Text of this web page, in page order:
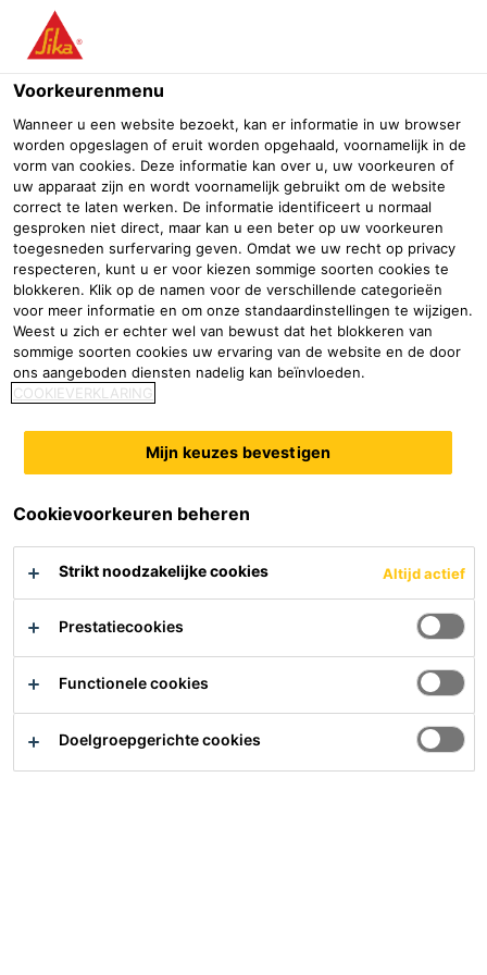
Menu
Nieuws
Failed to fetch
Contact
Meer waarde, minder impact
Over ons
Carrière
Laatste nieuws
Downloads
Voorkeurenmenu
Wanneer u een website bezoekt, kan er informatie in uw browser
worden opgeslagen of eruit worden opgehaald, voornamelijk in de
vorm van cookies. Deze informatie kan over u, uw voorkeuren of
uw apparaat zijn en wordt voornamelijk gebruikt om de website
correct te laten werken. De informatie identificeert u normaal
gesproken niet direct, maar kan u een beter op uw voorkeuren
toegesneden surfervaring geven. Omdat we uw recht op privacy
respecteren, kunt u er voor kiezen sommige soorten cookies te
blokkeren. Klik op de namen voor de verschillende categorieën
voor meer informatie en om onze standaardinstellingen te wijzigen.
Weest u zich er echter wel van bewust dat het blokkeren van
sommige soorten cookies uw ervaring van de website en de door
ons aangeboden diensten nadelig kan beïnvloeden.
COOKIEVERKLARING
Mijn keuzes bevestigen
Cookievoorkeuren beheren
Strikt noodzakelijke cookies Altijd actief
Prestatiecookies
Functionele cookies
Doelgroepgerichte cookies